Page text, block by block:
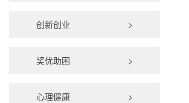
创新创业 >
奖优助困 >
心理健康 >